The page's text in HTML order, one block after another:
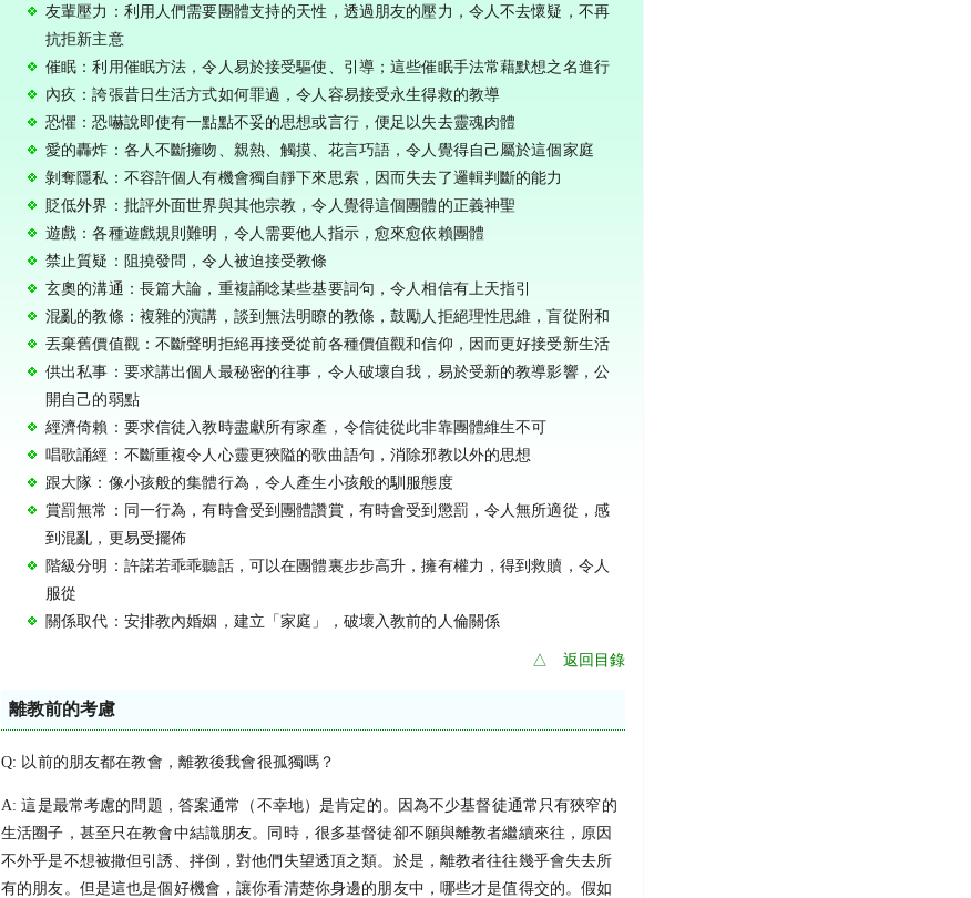
友輩壓力：利用人們需要團體支持的天性，透過朋友的壓力，令人不去懷疑，不再
抗拒新主意
催眠：利用催眠方法，令人易於接受驅使、引導；這些催眠手法常藉默想之名進行
內疚：誇張昔日生活方式如何罪過，令人容易接受永生得救的教導
恐懼：恐嚇說即使有一點點不妥的思想或言行，便足以失去靈魂肉體
愛的轟炸：各人不斷擁吻、親熱、觸摸、花言巧語，令人覺得自己屬於這個家庭
剝奪隱私：不容許個人有機會獨自靜下來思索，因而失去了邏輯判斷的能力
貶低外界：批評外面世界與其他宗教，令人覺得這個團體的正義神聖
遊戲：各種遊戲規則難明，令人需要他人指示，愈來愈依賴團體
禁止質疑：阻撓發問，令人被迫接受教條
玄奧的溝通：長篇大論，重複誦唸某些基要詞句，令人相信有上天指引
混亂的教條：複雜的演講，談到無法明瞭的教條，鼓勵人拒絕理性思維，盲從附和
丟棄舊價值觀：不斷聲明拒絕再接受從前各種價值觀和信仰，因而更好接受新生活
供出私事：要求講出個人最秘密的往事，令人破壞自我，易於受新的教導影響，公
開自己的弱點
經濟倚賴：要求信徒入教時盡獻所有家產，令信徒從此非靠團體維生不可
唱歌誦經：不斷重複令人心靈更狹隘的歌曲語句，消除邪教以外的思想
跟大隊：像小孩般的集體行為，令人產生小孩般的馴服態度
賞罰無常：同一行為，有時會受到團體讚賞，有時會受到懲罰，令人無所適從，感
到混亂，更易受擺佈
階級分明：許諾若乖乖聽話，可以在團體裏步步高升，擁有權力，得到救贖，令人
服從
關係取代：安排教內婚姻，建立「家庭」，破壞入教前的人倫關係
△ 返回目錄
離教前的考慮
Q: 以前的朋友都在教會，離教後我會很孤獨嗎？
A: 這是最常考慮的問題，答案通常（不幸地）是肯定的。因為不少基督徒通常只有狹窄的
生活圈子，甚至只在教會中結識朋友。同時，很多基督徒卻不願與離教者繼續來往，原因
不外乎是不想被撒但引誘、拌倒，對他們失望透頂之類。於是，離教者往往幾乎會失去所
有的朋友。但是這也是個好機會，讓你看清楚你身邊的朋友中，哪些才是值得交的。假如